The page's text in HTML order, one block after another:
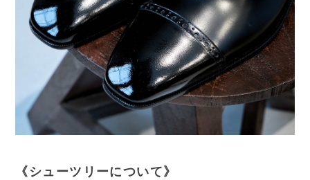
《シューツリーについて》